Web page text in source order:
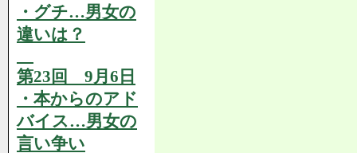
・グチ…男女の
違いは？
第23回 9月6日
・本からのアド
バイス…男女の
言い争い